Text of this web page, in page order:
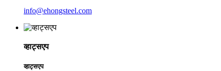
info@ehongsteel.com
व्हाट्सएप
व्हाट्सएप